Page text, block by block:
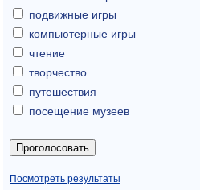
подвижные игры
компьютерные игры
чтение
творчество
путешествия
посещение музеев
Посмотреть результаты